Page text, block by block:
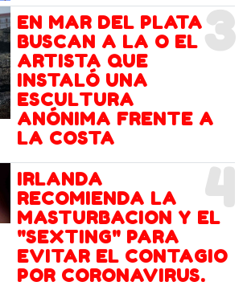
3
EN MAR DEL PLATA
BUSCAN A LA O EL
ARTISTA QUE
INSTALÓ UNA
ESCULTURA
ANÓNIMA FRENTE A
LA COSTA
4
IRLANDA
RECOMIENDA LA
MASTURBACION Y EL
"SEXTING" PARA
EVITAR EL CONTAGIO
POR CORONAVIRUS.